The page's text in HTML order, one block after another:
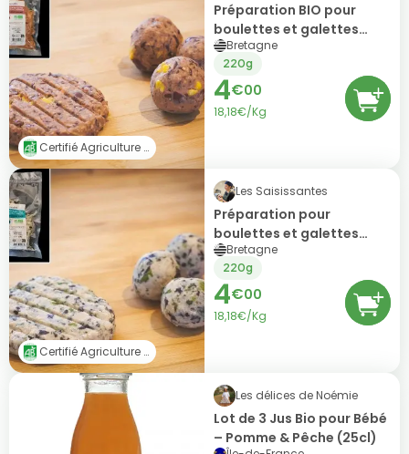
Certifié Agriculture Biologique (AB)
Préparation BIO pour
boulettes et galettes
végétales express -
haricots rouges & paprika
fumé
Bretagne
220g
4€00
18,18€/Kg
Certifié Agriculture Biologique (AB)
Les Saisissantes
Préparation pour
boulettes et galettes
végétales express BIO -
haricots blancs & algues
Bretagne
220g
4€00
18,18€/Kg
Les délices de Noémie
Lot de 3 Jus Bio pour Bébé
– Pomme & Pêche (25cl)